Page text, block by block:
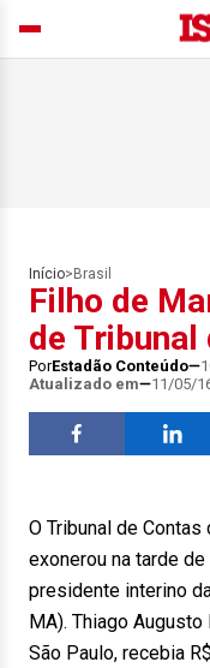
Início> Brasil
Filho de
de Tribunal
PorEstadão Conteúdo
Atualizado em
11/05/
O Tribunal de
exonerou na tarde
presidente interino
MA). Thiago
São Paulo, recebia